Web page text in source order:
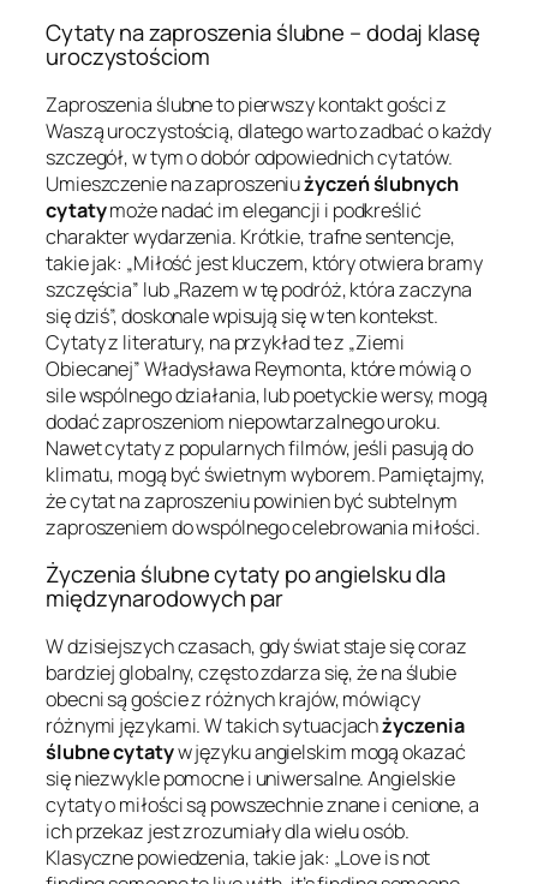
Cytaty na zaproszenia ślubne – dodaj klasę
uroczystościom
Zaproszenia ślubne to pierwszy kontakt gości z
Waszą uroczystością, dlatego warto zadbać o każdy
szczegół, w tym o dobór odpowiednich cytatów.
Umieszczenie na zaproszeniużyczeń ślubnych
cytatymoże nadać im elegancji i podkreślić
charakter wydarzenia. Krótkie, trafne sentencje,
takie jak: „Miłość jest kluczem, który otwiera bramy
szczęścia” lub „Razem w tę podróż, która zaczyna
się dziś”, doskonale wpisują się w ten kontekst.
Cytaty z literatury, na przykład te z „Ziemi
Obiecanej” Władysława Reymonta, które mówią o
sile wspólnego działania, lub poetyckie wersy, mogą
dodać zaproszeniom niepowtarzalnego uroku.
Nawet cytaty z popularnych filmów, jeśli pasują do
klimatu, mogą być świetnym wyborem. Pamiętajmy,
że cytat na zaproszeniu powinien być subtelnym
zaproszeniem do wspólnego celebrowania miłości.
Życzenia ślubne cytaty po angielsku dla
międzynarodowych par
W dzisiejszych czasach, gdy świat staje się coraz
bardziej globalny, często zdarza się, że na ślubie
obecni są goście z różnych krajów, mówiący
różnymi językami. W takich sytuacjachżyczenia
ślubne cytatyw języku angielskim mogą okazać
się niezwykle pomocne i uniwersalne. Angielskie
cytaty o miłości są powszechnie znane i cenione, a
ich przekaz jest zrozumiały dla wielu osób.
Klasyczne powiedzenia, takie jak: „Love is not